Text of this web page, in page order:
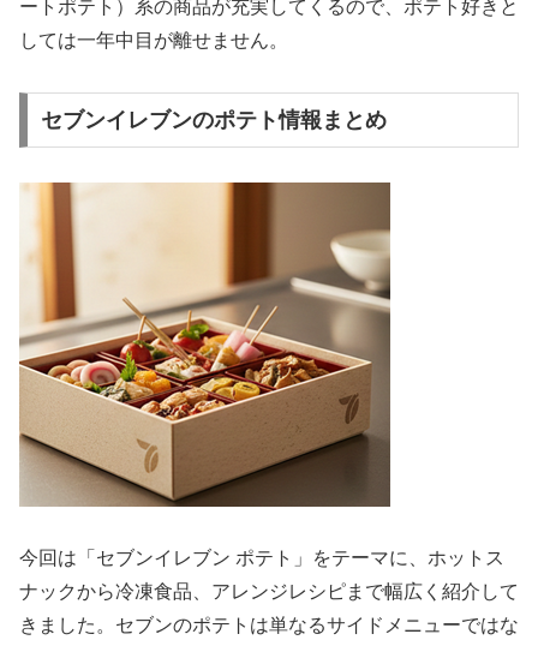
ートポテト）系の商品が充実してくるので、ポテト好きと
しては一年中目が離せません。
セブンイレブンのポテト情報まとめ
今回は「セブンイレブン ポテト」をテーマに、ホットス
ナックから冷凍食品、アレンジレシピまで幅広く紹介して
きました。セブンのポテトは単なるサイドメニューではな